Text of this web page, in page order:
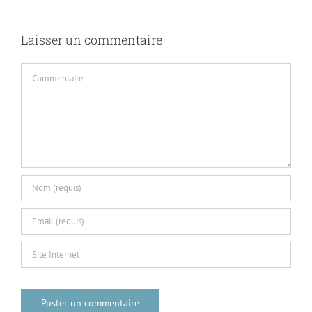
Laisser un commentaire